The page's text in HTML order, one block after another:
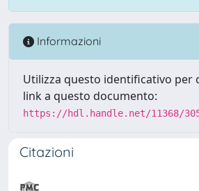
Informazioni
Utilizza questo identificativo per
link a questo documento:
https://hdl.handle.net/11368/
Citazioni